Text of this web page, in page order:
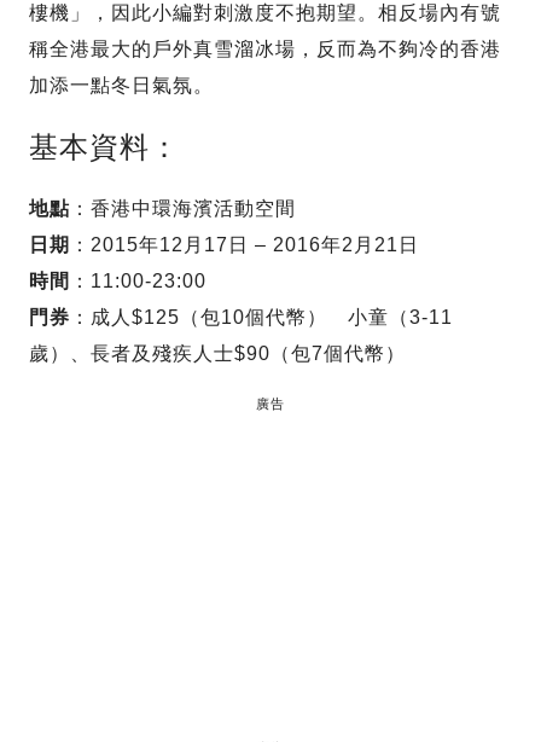
樓機」，因此小編對刺激度不抱期望。相反場內有號
稱全港最大的戶外真雪溜冰場，反而為不夠冷的香港
加添一點冬日氣氛。
基本資料：
地點 ：香港中環海濱活動空間
日期 ：2015年12月17日 – 2016年2月21日
時間 ：11:00-23:00
門券 ：成人$125（包10個代幣） 小童（3-11
歲）、長者及殘疾人士$90（包7個代幣）
廣告